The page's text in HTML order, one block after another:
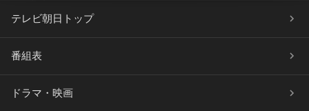
テレビ朝日トップ
番組表
ドラマ・映画